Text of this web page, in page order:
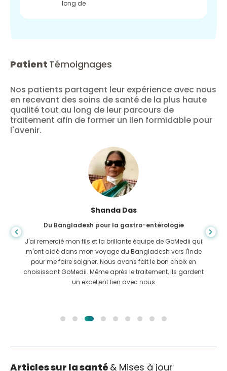
long de
Patient Témoignages
Nos patients partagent leur expérience avec nous
en recevant des soins de santé de la plus haute
qualité tout au long de leur parcours de
traitement afin de former un lien formidable pour
l'avenir.
Shanda Das
Du Bangladesh pour la gastro-entérologie
J'ai remercié mon fils et la brillante équipe de GoMedii qui
m'ont aidé dans mon voyage du Bangladesh vers l'Inde
pour me faire soigner. Nous avons fait le bon choix en
choisissant GoMedii. Même après le traitement, ils gardent
un excellent lien avec nous
Articles sur la santé & Mises à jour